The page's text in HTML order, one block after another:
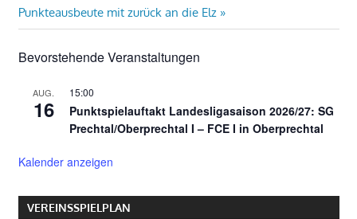
Beitrag:
Punkteausbeute mit zurück an die Elz
Bevorstehende Veranstaltungen
AUG.
16
15:00
Punktspielauftakt Landesligasaison 2026/27: SG
Prechtal/Oberprechtal I – FCE I in Oberprechtal
Kalender anzeigen
VEREINSSPIELPLAN